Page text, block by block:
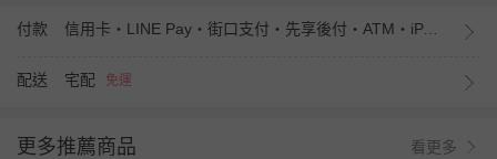
付款 信用卡・LINE Pay・街口支付・先享後付・ATM・iPASS MONEY
配送 宅配 免運
更多推薦商品 看更多